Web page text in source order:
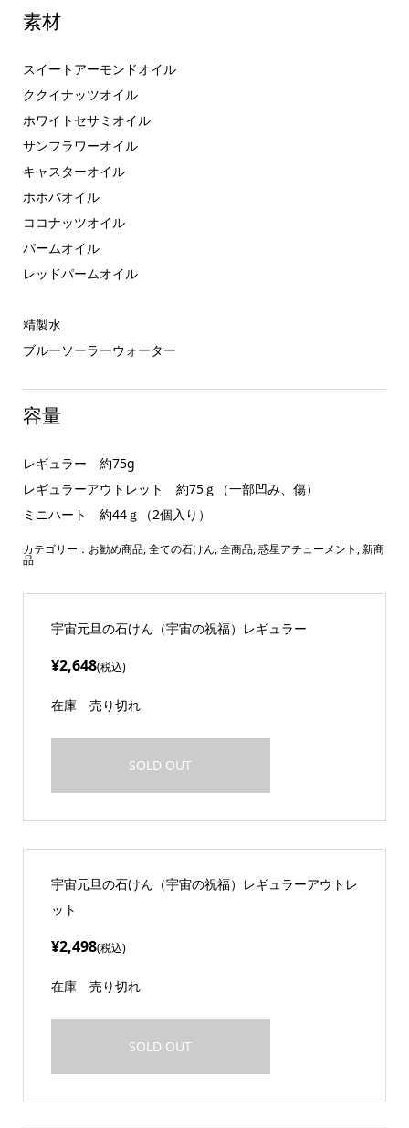
素材
スイートアーモンドオイル
ククイナッツオイル
ホワイトセサミオイル
サンフラワーオイル
キャスターオイル
ホホバオイル
ココナッツオイル
パームオイル
レッドパームオイル
精製水
ブルーソーラーウォーター
容量
レギュラー 約75g
レギュラーアウトレット 約75ｇ（一部凹み、傷）
ミニハート 約44ｇ（2個入り）
カテゴリー： お勧め商品,全ての石けん,全商品,惑星アチューメント ,新商
品
宇宙元旦の石けん（宇宙の祝福）レギュラー
¥2,648(税込)
在庫 売り切れ
SOLD OUT
宇宙元旦の石けん（宇宙の祝福）レギュラーアウトレ
ット
¥2,498(税込)
在庫 売り切れ
SOLD OUT